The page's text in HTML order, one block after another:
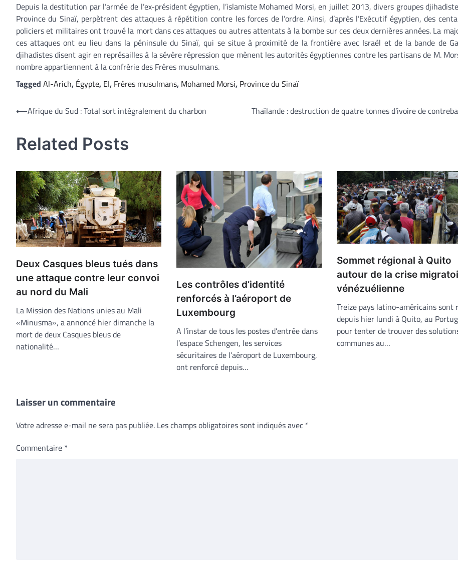
Depuis la destitution par l’armée de l’ex-président égyptien, l’islamiste Mohamed Morsi, en juillet 2013, divers groupes
Province du Sinaï, perpètrent des attaques à répétition contre les forces de l’ordre. Ainsi, d’après l’Exécutif égyptien, des
policiers et militaires ont trouvé la mort dans ces attaques ou autres attentats à la bombe sur ces deux dernières années. La
ces attaques ont eu lieu dans la péninsule du Sinaï, qui se situe à proximité de la frontière avec Israël et de la bande de
djihadistes disent agir en représailles à la sévère répression que mènent les autorités égyptiennes contre les partisans de M.
nombre appartiennent à la confrérie des Frères musulmans.
Tagged Al-Arich, Égypte, EI, Frères musulmans, Mohamed Morsi, Province du Sinaï
Navigation
l’article
⟵Afrique du Sud : Total sort intégralement du charbon Thaïlande : destruction de quatre tonnes d’ivoire de
Related Posts
Deux Casques bleus tués dans
une attaque contre leur convoi
au nord du Mali
La Mission des Nations unies au Mali
«Minusma», a annoncé hier dimanche la
mort de deux Casques bleus de
nationalité…
Les contrôles d’identité
renforcés à l’aéroport de
Luxembourg
A l’instar de tous les postes d’entrée dans
l’espace Schengen, les services
sécuritaires de l’aéroport de Luxembourg,
ont renforcé depuis…
Sommet régional à Quito
autour de la crise
vénézuélienne
Treize pays latino-américains sont
depuis hier lundi à Quito, au
pour tenter de trouver des
communes au…
Laisser un commentaire
Votre adresse e-mail ne sera pas publiée. Les champs obligatoires sont indiqués avec *
Commentaire *